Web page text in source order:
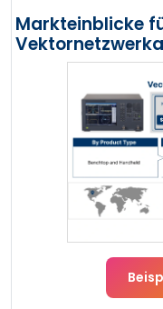
Markteinblicke